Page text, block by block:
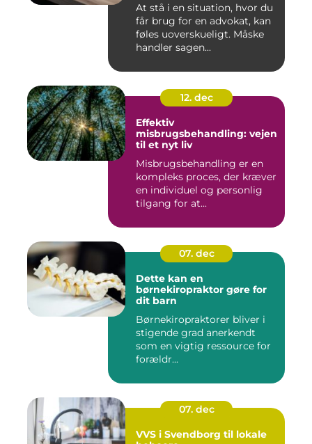
At stå i en situation, hvor du
får brug for en advokat, kan
føles uoverskueligt. Måske
handler sagen...
12. dec
Effektiv
misbrugsbehandling: vejen
til et nyt liv
Misbrugsbehandling er en
kompleks proces, der kræver
en individuel og personlig
tilgang for at...
07. dec
Dette kan en
børnekiropraktor gøre for
dit barn
Børnekiropraktorer bliver i
stigende grad anerkendt
som en vigtig ressource for
forældr...
07. dec
VVS i Svendborg til lokale